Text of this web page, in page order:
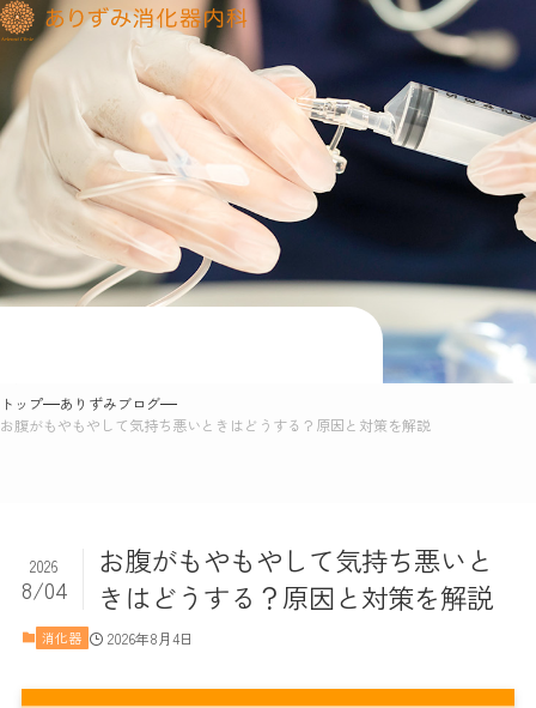
トップ
ありずみブログ
お腹がもやもやして気持ち悪いときはどうする？原因と対策を解説
お腹がもやもやして気持ち悪いと
きはどうする？原因と対策を解説
2026
8/04
消化器 2026年8月4日